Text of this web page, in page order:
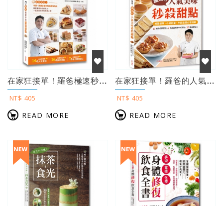
在家狂接單！羅爸極速秒殺烘焙甜點 ：年節送禮必搶的熱銷商品，14種人氣蛋糕×16...
NT$ 405
READ MORE
在家狂接單！羅爸的人氣美味秒殺甜點： 17種超好評蛋糕X7種高回購率中式糕點X1...
NT$ 405
READ MORE